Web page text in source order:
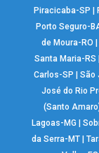
Piracicaba-SP |
Porto Seguro-
de Moura-RO
Santa Maria-RS |
Carlos-SP | São
José do Rio
(Santo
Lagoas-MG |
da Serra-MT|